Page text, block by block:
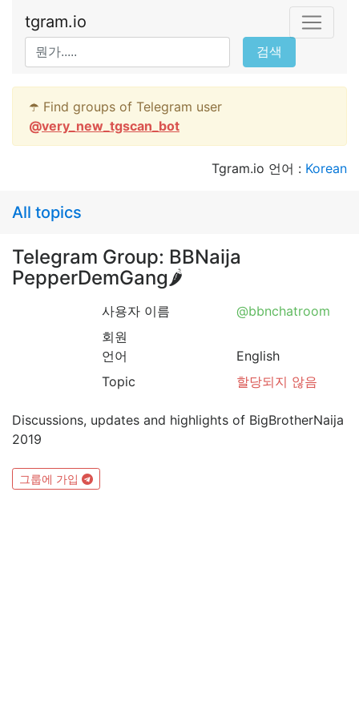
tgram.io
검색
☂️ Find groups of Telegram user
@very_new_tgscan_bot
Tgram.io 언어 : Korean
All topics
Telegram Group: BBNaija
PepperDemGang🌶
사용자 이름
@bbnchatroom
회원
언어
English
Topic
할당되지 않음
Discussions, updates and highlights of BigBrotherNaija
2019
그룹에 가입